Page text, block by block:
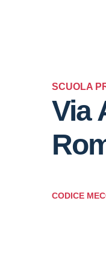
SCUOLA
Via
CODICE